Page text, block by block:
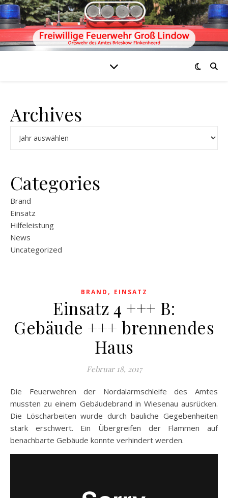
Archives
Categories
Brand
Einsatz
Hilfeleistung
News
Uncategorized
BRAND , EINSATZ
Einsatz 4 +++ B:
Gebäude +++ brennendes
Haus
Februar 18, 2017
Die Feuerwehren der Nordalarmschleife des Amtes
mussten zu einem Gebäudebrand in Wiesenau ausrücken.
Die Löscharbeiten wurde durch bauliche Gegebenheiten
stark erschwert. Ein Übergreifen der Flammen auf
benachbarte Gebäude konnte verhindert werden.